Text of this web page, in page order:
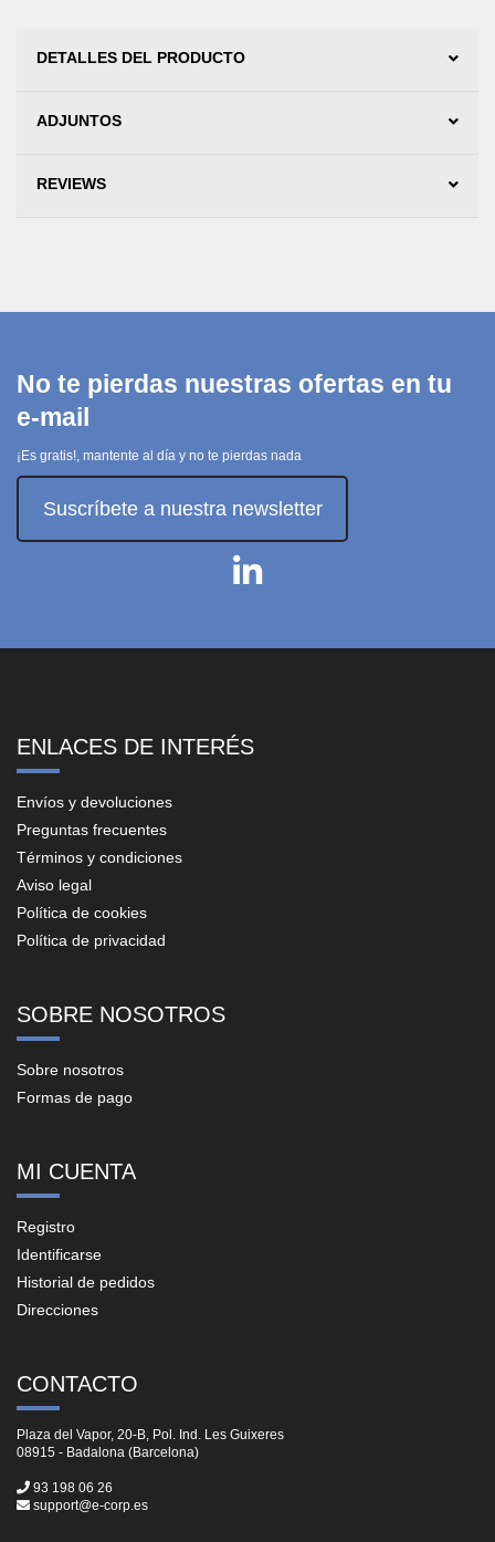
DETALLES DEL PRODUCTO
ADJUNTOS
REVIEWS
No te pierdas nuestras ofertas en tu
e-mail
¡Es gratis!, mantente al día y no te pierdas nada
Suscríbete a nuestra newsletter
ENLACES DE INTERÉS
Envíos y devoluciones
Preguntas frecuentes
Términos y condiciones
Aviso legal
Política de cookies
Política de privacidad
SOBRE NOSOTROS
Sobre nosotros
Formas de pago
MI CUENTA
Registro
Identificarse
Historial de pedidos
Direcciones
CONTACTO
Plaza del Vapor, 20-B, Pol. Ind. Les Guixeres
08915 - Badalona (Barcelona)
93 198 06 26
support@e-corp.es